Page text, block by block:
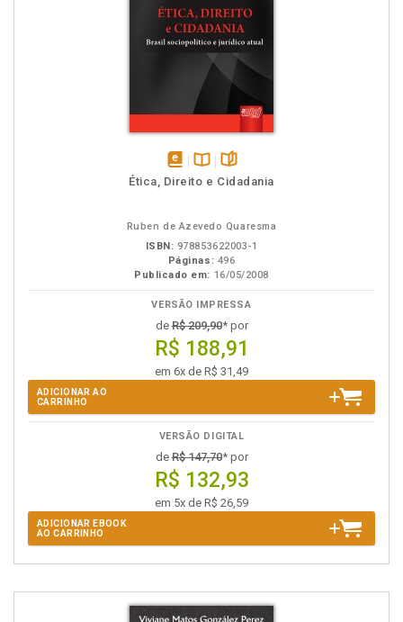
disponívelDisponível
páginas
Ética, Direito e Cidadania
Ruben de Azevedo Quaresma
ISBN: 978853622003-1
Páginas: 496
Publicado em: 16/05/2008
VERSÃO IMPRESSA
deR$ 209,90* por
R$ 188,91
em 6x de R$ 31,49
ADICIONAR AO
CARRINHO
VERSÃO DIGITAL
deR$ 147,70* por
R$ 132,93
em 5x de R$ 26,59
ADICIONAR EBOOK
AO CARRINHO